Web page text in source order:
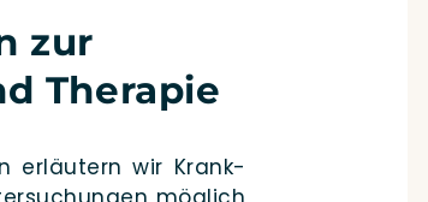
zur
Therapie
erläu­tern wir Krank­